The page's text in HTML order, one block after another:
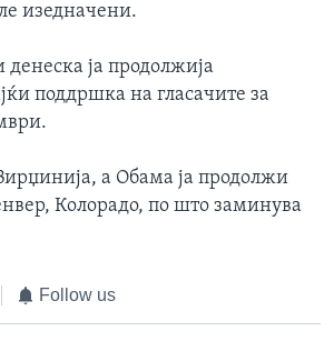
изедначени.
ја продолжија
поддршка на гласачите за
а Обама ја продолжи
Колорадо, по што заминува
Follow us